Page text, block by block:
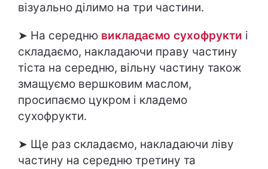
візуально ділимо на три частини.
➤ На середню викладаємо сухофрукти і
складаємо, накладаючи праву частину
тіста на середню, вільну частину також
змащуємо вершковим маслом,
просипаємо цукром і кладемо
сухофрукти.
➤ Ще раз складаємо, накладаючи ліву
частину на середню третину та